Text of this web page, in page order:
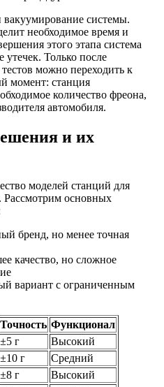
вакуумирование системы.
необходимое время и
этого этапа система
Только после
можно переходить к
момент: станция
количество фреона,
автомобиля.
и их
моделей станций для
Рассмотрим основных
бренд, но менее точная
качество, но сложное
вариант с ограниченным
Точность Функционал
±5 г
Высокий
±10 г
Средний
±8 г
Высокий